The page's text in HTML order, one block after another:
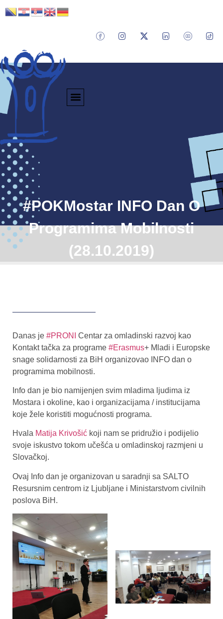
#POKMostar INFO Dan O
Programima Mobilnosti
(28.10.2019)
Danas je #PRONI
Centar za omladinski razvoj kao
Kontakt tačka za programe #Erasmus+ Mladi i Europske
snage solidarnosti za BiH organizovao INFO dan o
programima mobilnosti.
Info dan je bio namijenjen svim mladima ljudima iz
Mostara i okoline, kao i organizacijama / institucijama
koje žele koristiti mogućnosti programa.
Hvala Matija Krivošić koji nam se pridružio i podijelio
svoje iskustvo tokom učešća u omladinskoj razmjeni u
Slovačkoj.
Ovaj Info dan je organizovan u saradnji sa SALTO
Resursnim centrom iz Ljubljane i Ministarstvom civilnih
poslova BiH.